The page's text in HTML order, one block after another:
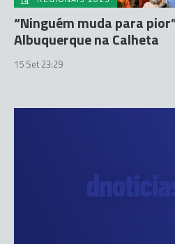
“Ninguém muda para
Albuquerque na Calheta
15 Set 23:29